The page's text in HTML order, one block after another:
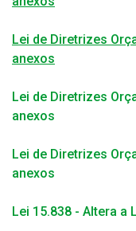
Lei de Diretrizes
anexos
Lei de Diretrizes
anexos
Lei de Diretrizes
anexos
Lei 15.838 - Altera a